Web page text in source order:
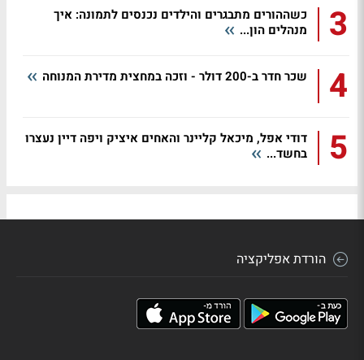
3
כשההורים מתבגרים והילדים נכנסים לתמונה: איך
מנהלים הון...
4 שכר חדר ב-200 דולר - וזכה במחצית מדירת המנוחה
5
דודי אפל, מיכאל קליינר והאחים איציק ויפה דיין נעצרו
בחשד...
הורדת אפליקציה